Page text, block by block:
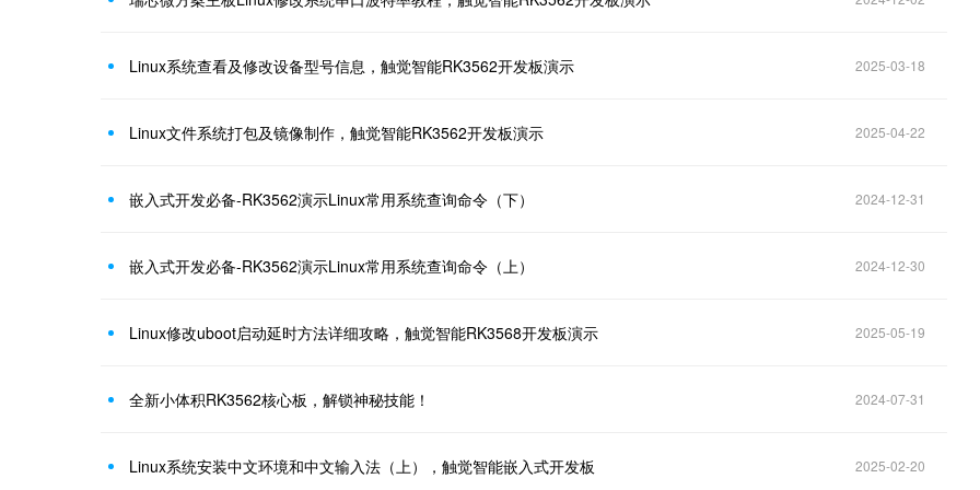
Linux系统查看及修改设备型号信息，触觉智能RK3562开发板演示 2025-03-18
Linux文件系统打包及镜像制作，触觉智能RK3562开发板演示 2025-04-22
嵌入式开发必备-RK3562演示Linux常用系统查询命令（下） 2024-12-31
嵌入式开发必备-RK3562演示Linux常用系统查询命令（上） 2024-12-30
Linux修改uboot启动延时方法详细攻略，触觉智能RK3568开发板演示 2025-05-19
全新小体积RK3562核心板，解锁神秘技能！ 2024-07-31
Linux系统安装中文环境和中文输入法（上），触觉智能嵌入式开发板 2025-02-20